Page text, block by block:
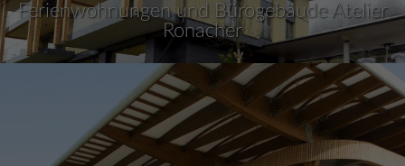
Ferienwohnungen und Bürogebäude Atelier
Ronacher